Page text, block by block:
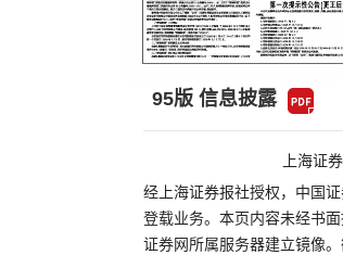
95版 信息披露
上海证
经上海证券报社授权，中国
登载业务。本页内容未经书
证券网所属服务器建立镜像